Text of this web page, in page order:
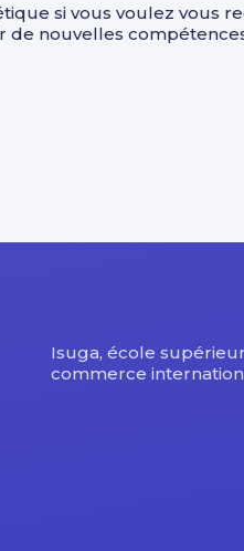
si vous voulez vous
nouvelles
Isuga, école
commerce